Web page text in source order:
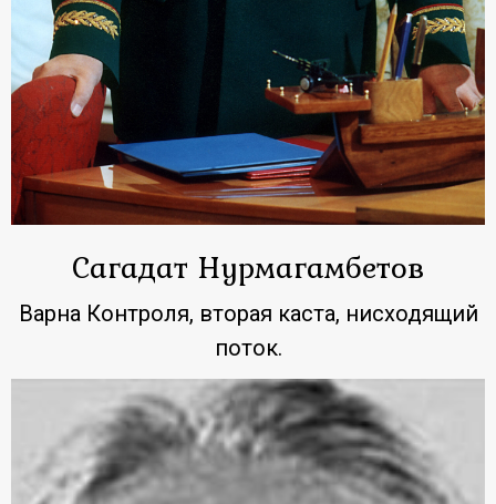
Сагадат Нурмагамбетов
Варна Контроля, вторая каста, нисходящий
поток.